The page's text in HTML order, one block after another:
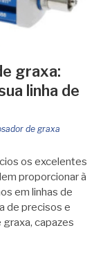
graxa:
linha de
de graxa
os excelentes
proporcionar à
em linhas de
de precisos e
capazes